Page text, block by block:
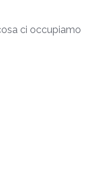
ci occupiamo